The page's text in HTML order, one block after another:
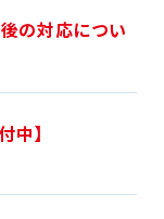
の対応につい
中】